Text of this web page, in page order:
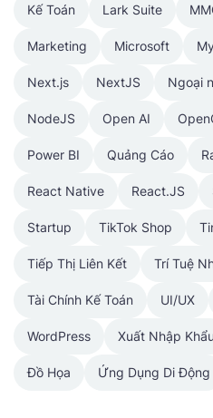
Kế Toán Lark Suite
Marketing Microsoft
Next.js NextJS Ngoại
NodeJS Open AI
Power BI Quảng Cáo
React Native React.JS
Startup TikTok Shop
Tiếp Thị Liên Kết Trí Tuệ
Tài Chính Kế Toán UI/UX
WordPress Xuất Nhập Khẩu
Đồ Họa Ứng Dụng Di Động